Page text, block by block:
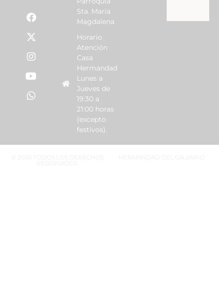
Sta. Maria
Magdalena
Horario
Atención
Casa
Hermandad
Lunes a
Jueves de
19:30 a
21:00 horas
(excepto
festivos).
HERMANDAD DEL CALVARIO